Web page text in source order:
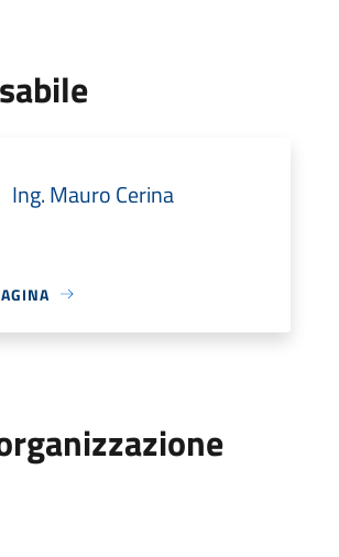
Ing. Mauro Cerina